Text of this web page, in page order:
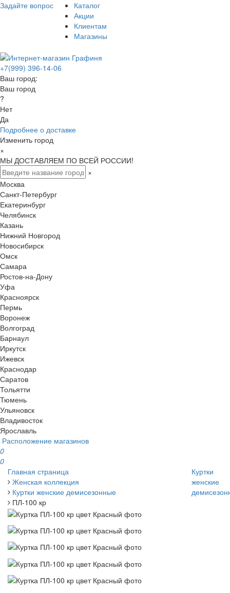
Задайте вопрос
Каталог
Акции
Клиентам
Магазины
+7(999) 396-14-06
Ваш город:
Ваш город
?
Нет
Да
Подробнее о доставке
Изменить город
×
МЫ ДОСТАВЛЯЕМ ПО ВСЕЙ РОССИИ!
×
Москва
Санкт-Петербург
Екатеринбург
Челябинск
Казань
Нижний Новгород
Новосибирск
Омск
Самара
Ростов-на-Дону
Уфа
Красноярск
Пермь
Воронеж
Волгоград
Барнаул
Иркутск
Ижевск
Краснодар
Саратов
Тольятти
Тюмень
Ульяновск
Владивосток
Ярославль
Расположение магазинов
0
0
Главная страница
Женская коллекция
Куртки женские демисезонные
ПЛ-100 кр
Куртки
женские